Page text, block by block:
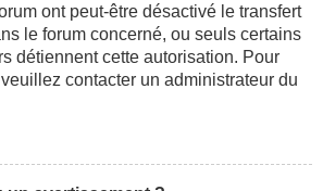
ont peut-être désactivé le transfert
le forum concerné, ou seuls certains
détiennent cette autorisation. Pour
contacter un administrateur du